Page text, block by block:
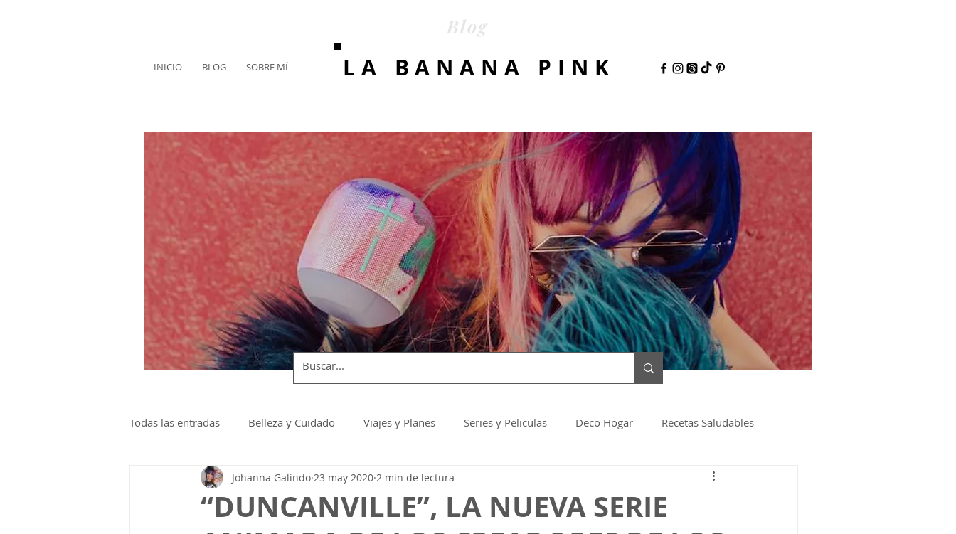
Blog
INICIO BLOG SOBRE MÍ LA BANANA PINK
Todas las entradas Belleza y Cuidado Viajes y Planes Series y Peliculas Deco Hogar Recetas Saludables
Lanzamientos y Eventos
“DUNCANVILLE”, LA NUEVA SERIE
Johanna Galindo 23 may 2020 2 min de lectura